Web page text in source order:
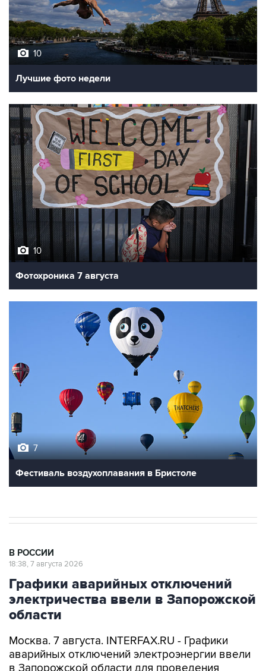
10
Лучшие фото недели
10
Фотохроника 7 августа
7
Фестиваль воздухоплавания в Бристоле
В РОССИИ
18:38, 7 августа 2026
Графики аварийных отключений
электричества ввели в Запорожской
области
Москва. 7 августа. INTERFAX.RU - Графики
аварийных отключений электроэнергии ввели
в Запорожской области для проведения